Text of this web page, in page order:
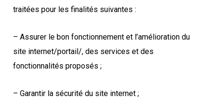
traitées pour les finalités suivantes :
– Assurer le bon fonctionnement et l’amélioration du
site internet/portail/, des services et des
fonctionnalités proposés ;
– Garantir la sécurité du site internet ;